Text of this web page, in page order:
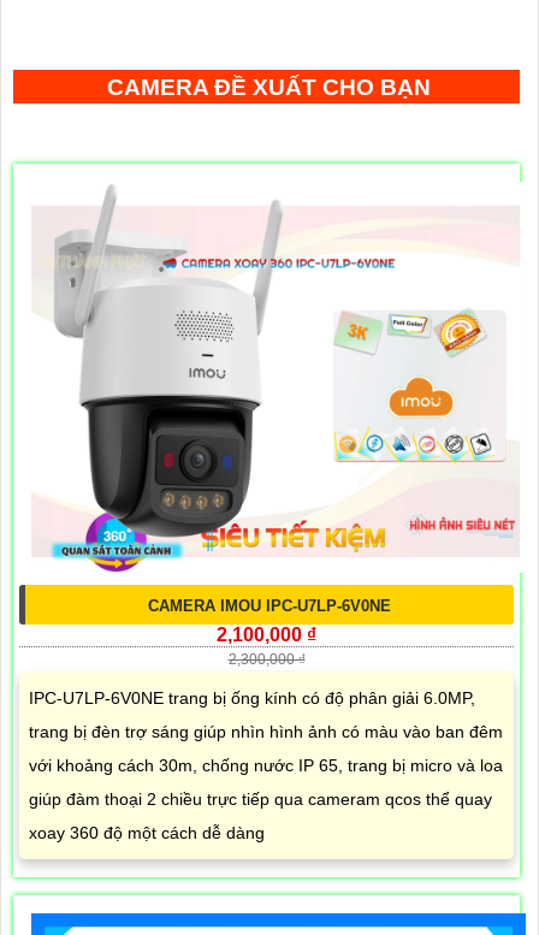
CAMERA ĐỀ XUẤT CHO BẠN
CAMERA IMOU IPC-U7LP-6V0NE
2,100,000 ₫
2,300,000 ₫
IPC-U7LP-6V0NE trang bị ống kính có độ phân giải 6.0MP,
trang bị đèn trợ sáng giúp nhìn hình ảnh có màu vào ban đêm
với khoảng cách 30m, chống nước IP 65, trang bị micro và loa
giúp đàm thoại 2 chiều trực tiếp qua cameram qcos thể quay
xoay 360 độ một cách dễ dàng